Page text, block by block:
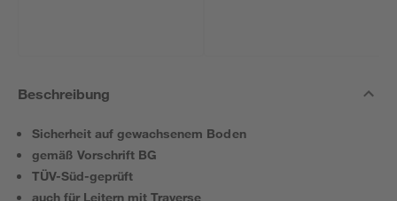
Beschreibung
Sicherheit auf gewachsenem Boden
gemäß Vorschrift BG
TÜV-Süd-geprüft
auch für Leitern mit Traverse